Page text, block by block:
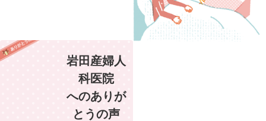
岩田産婦人
科医院
へのありが
とうの声